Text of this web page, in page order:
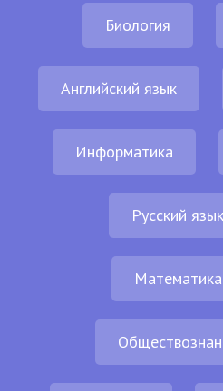
Биология
Английский язык
Информатика
Русский